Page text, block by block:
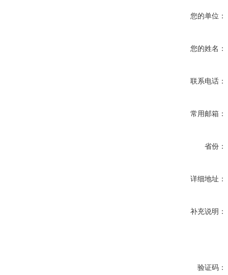
您的单位：
您的姓名：
联系电话：
常用邮箱：
省份：
详细地址：
补充说明：
验证码：